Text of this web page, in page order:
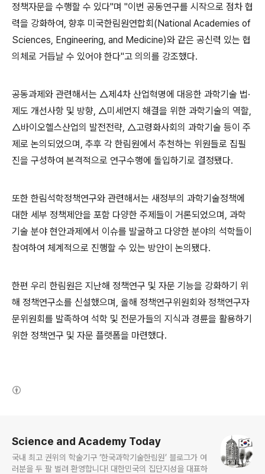
정책자문을 수행할 수 있다"며 "이번 공동연구를 시작으로 점차 협
력을 강화하여, 향후 미국한림원연합회(National Academies of
Sciences, Engineering, and Medicine)와 같은 공신력 있는 협
의체로 거듭날 수 있어야 한다"고 의의를 강조했다.
공동과제와 관련해서는 △제4차 산업혁명에 대응한 과학기술 법·
제도 개선사항 및 방향, △미세먼지 해결을 위한 과학기술의 역할,
△바이오헬스산업의 발전전략, △고령화사회의 과학기술 등이 주
제로 논의되었으며, 추후 각 한림원에서 추천하는 위원들로 집필
진을 구성하여 본격적으로 연구수행에 돌입하기로 결정됐다.
또한 한림석학정책연구와 관련해서는 새정부의 과학기술정책에
대한 세부 정책제안을 포함 다양한 주제들이 거론되었으며, 과학
기술 분야 현안과제에서 이슈를 발굴하고 다양한 분야의 석학들이
참여하여 체계적으로 진행할 수 있는 방안이 논의됐다.
한편 우리 한림원은 지난해 정책연구 및 자문 기능을 강화하기 위
해 정책연구소를 신설했으며, 올해 정책연구위원회와 정책연구자
문위원회를 발족하여 석학 및 전문가들의 지식과 경륜을 활용하기
위한 정책연구 및 자문 플랫폼을 마련했다.
Science and Academy Today
국내 최고 권위의 학술기구 ‘한국과학기술한림원’ 블로그가 여
러분을 두 팔 벌려 환영합니다! 대한민국의 집단지성을 대표하